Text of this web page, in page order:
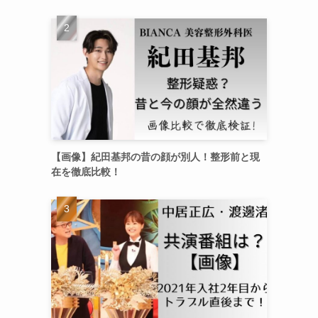
【画像】紀田基邦の昔の顔が別人！整形前と現
在を徹底比較！